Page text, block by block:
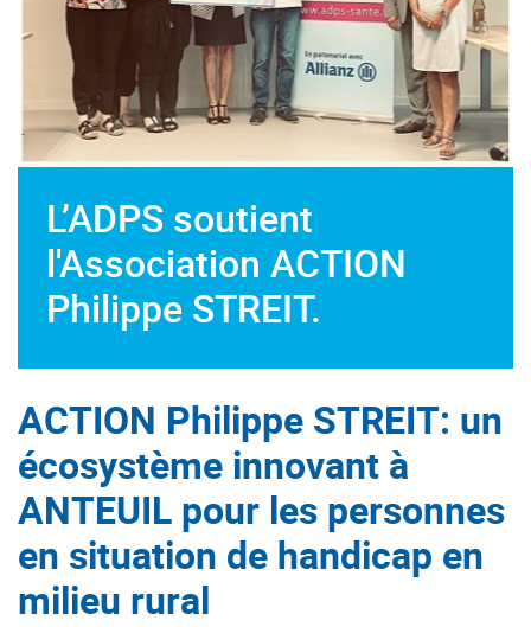
L’ADPS soutient
l'Association ACTION
Philippe STREIT.
ACTION Philippe STREIT: un
écosystème innovant à
ANTEUIL pour les personnes
en situation de handicap en
milieu rural